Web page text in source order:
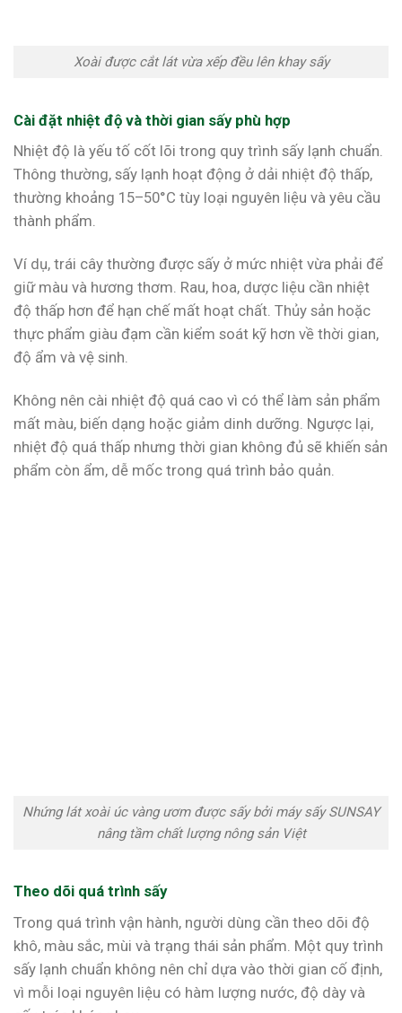
Xoài được cắt lát vừa xếp đều lên khay sấy
Cài đặt nhiệt độ và thời gian sấy phù hợp
Nhiệt độ là yếu tố cốt lõi trong quy trình sấy lạnh chuẩn.
Thông thường, sấy lạnh hoạt động ở dải nhiệt độ thấp,
thường khoảng 15–50°C tùy loại nguyên liệu và yêu cầu
thành phẩm.
Ví dụ, trái cây thường được sấy ở mức nhiệt vừa phải để
giữ màu và hương thơm. Rau, hoa, dược liệu cần nhiệt
độ thấp hơn để hạn chế mất hoạt chất. Thủy sản hoặc
thực phẩm giàu đạm cần kiểm soát kỹ hơn về thời gian,
độ ẩm và vệ sinh.
Không nên cài nhiệt độ quá cao vì có thể làm sản phẩm
mất màu, biến dạng hoặc giảm dinh dưỡng. Ngược lại,
nhiệt độ quá thấp nhưng thời gian không đủ sẽ khiến sản
phẩm còn ẩm, dễ mốc trong quá trình bảo quản.
Nhứng lát xoài úc vàng ươm được sấy bởi máy sấy SUNSAY
nâng tầm chất lượng nông sản Việt
Theo dõi quá trình sấy
Trong quá trình vận hành, người dùng cần theo dõi độ
khô, màu sắc, mùi và trạng thái sản phẩm. Một quy trình
sấy lạnh chuẩn không nên chỉ dựa vào thời gian cố định,
vì mỗi loại nguyên liệu có hàm lượng nước, độ dày và